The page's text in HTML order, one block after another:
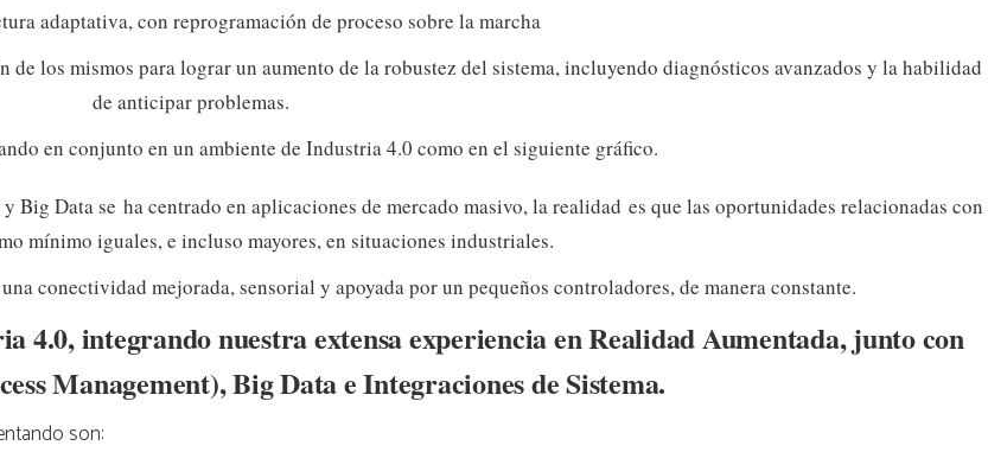
adaptativa, con reprogramación de proceso sobre la marcha
los mismos para lograr un aumento de la robustez del sistema, incluyendo diagnósticos avanzados y la habilidad
de anticipar problemas.
en conjunto en un ambiente de Industria 4.0 como en el siguiente gráfico.
Big Data se ha centrado en aplicaciones de mercado masivo, la realidad es que las oportunidades relacionadas con
mínimo iguales, e incluso mayores, en situaciones industriales.
conectividad mejorada, sensorial y apoyada por un pequeños controladores, de manera constante.
4.0, integrando nuestra extensa experiencia en Realidad Aumentada, junto con
Management), Big Data e Integraciones de Sistema.
son: